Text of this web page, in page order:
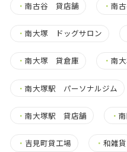
・ 南古谷 貸店舗 ・南
・ 南大塚 ドッグサロン
・ 南大塚 貸倉庫 ・南
・ 南大塚駅 パーソナルジム
・ 南大塚駅 貸店舗 ・
・ 吉見町貸工場 ・和雑貨